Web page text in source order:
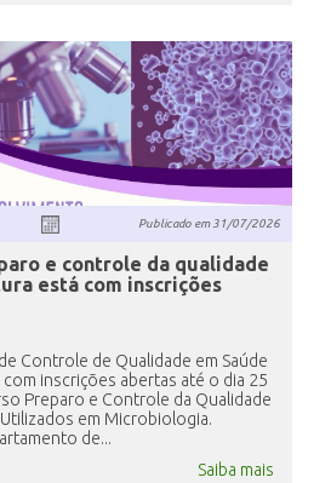
Publicado em 31/07/2026
e controle da qualidade
está com inscrições
Controle de Qualidade em Saúde
com inscrições abertas até o dia 25
Preparo e Controle da Qualidade
em Microbiologia.
de...
Saiba mais